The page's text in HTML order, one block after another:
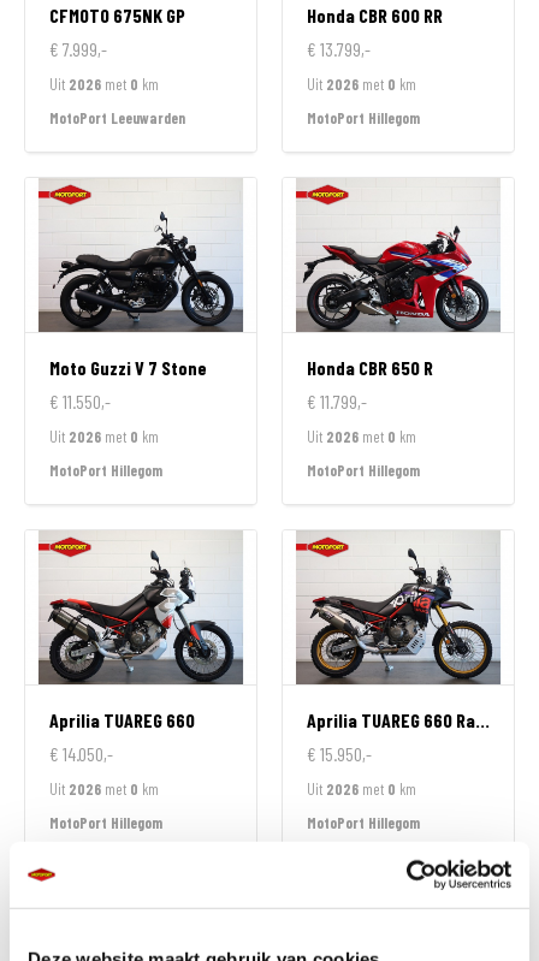
CFMOTO 675NK GP
€ 7.999,-
Uit 2026 met 0 km
MotoPort Leeuwarden
Honda CBR 600 RR
€ 13.799,-
Uit 2026 met 0 km
MotoPort Hillegom
Moto GuzziV 7 Stone
€ 11.550,-
Uit 2026 met 0 km
MotoPort Hillegom
Honda CBR 650 R
€ 11.799,-
Uit 2026 met 0 km
MotoPort Hillegom
Aprilia TUAREG 660
€ 14.050,-
Uit 2026 met 0 km
MotoPort Hillegom
Aprilia TUAREG 660 Rally
€ 15.950,-
Uit 2026 met 0 km
MotoPort Hillegom